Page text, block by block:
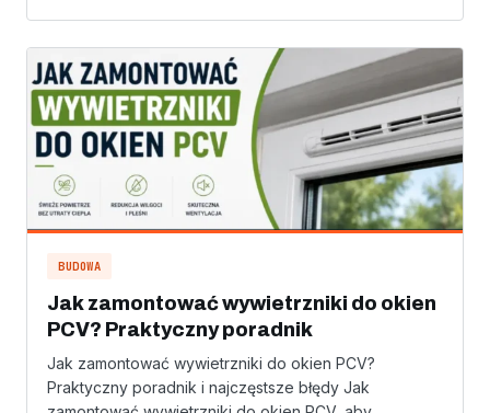
BUDOWA
Jak zamontować wywietrzniki do okien
PCV? Praktyczny poradnik
Jak zamontować wywietrzniki do okien PCV?
Praktyczny poradnik i najczęstsze błędy Jak